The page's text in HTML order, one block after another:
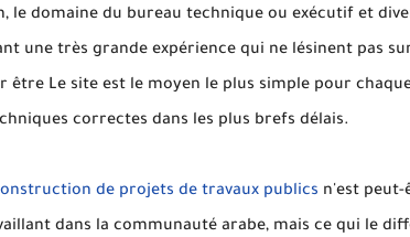
le domaine du bureau technique ou exécutif et
une très grande expérience qui ne lésinent pas
être Le site est le moyen le plus simple pour
correctes dans les plus brefs délais.
de projets de travaux publics n'est peut-
dans la communauté arabe, mais ce qui le